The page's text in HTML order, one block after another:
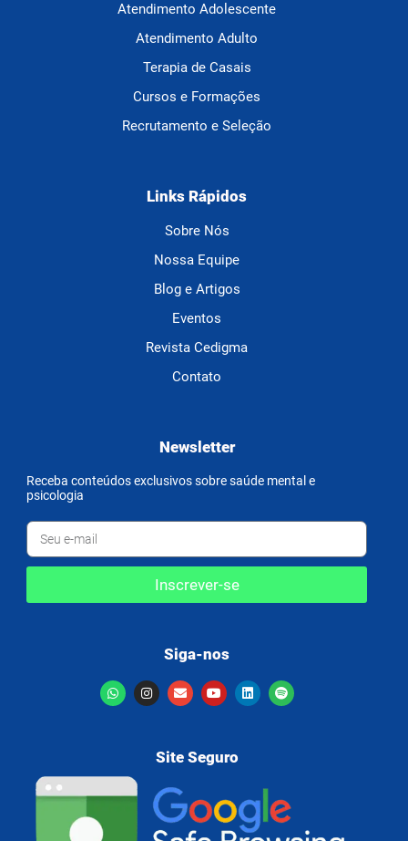
Atendimento Adolescente
Atendimento Adulto
Terapia de Casais
Cursos e Formações
Recrutamento e Seleção
Links Rápidos
Sobre Nós
Nossa Equipe
Blog e Artigos
Eventos
Revista Cedigma
Contato
Newsletter
Receba conteúdos exclusivos sobre saúde mental e
psicologia
Inscrever-se
Siga-nos
Site Seguro